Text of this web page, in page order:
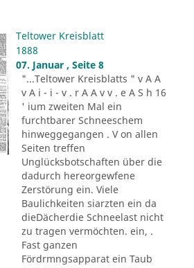
Teltower Kreisblatt
1888
07. Januar , Seite 8
"...Teltower Kreisblatts " v A A
v A i - i - v . r A A v v . e A S h 16
' ium zweiten Mal ein
furchtbarer Schneeschem
hinweggegangen . V on allen
Seiten treffen
Unglücksbotschaften über die
dadurch hereorgewfene
Zerstörung ein. Viele
Baulichkeiten siarzten ein da
dieDächerdie Schneelast nicht
zu tragen vermöchten. ein, .
Fast ganzen
Fördrmngsapparat ein Taub